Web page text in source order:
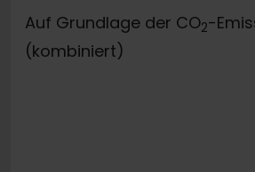
Auf Grundlage der CO2-
(kombiniert)